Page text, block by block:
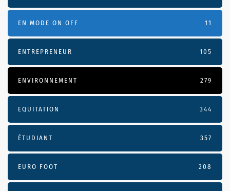
EN MODE ON OFF 11
ENTREPRENEUR 105
ENVIRONNEMENT 279
EQUITATION 344
ÉTUDIANT 357
EURO FOOT 208